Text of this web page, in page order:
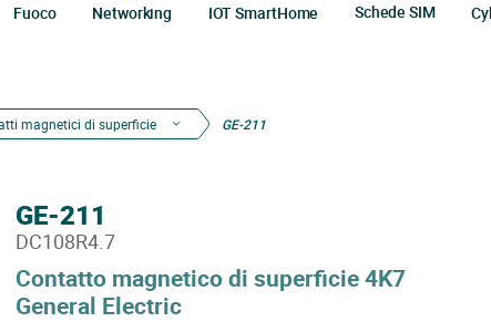
Fuoco Networking IOT SmartHome Schede SIM
magnetici di superficie GE-211
Contatto magnetico di superficie 4K7
General Electric
GE-211
DC108R4.7